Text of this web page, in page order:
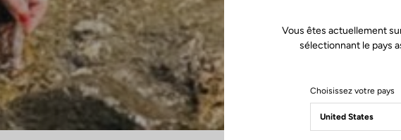
Vous êtes actuellement
sélectionnant le pays
Choisissez votre pays